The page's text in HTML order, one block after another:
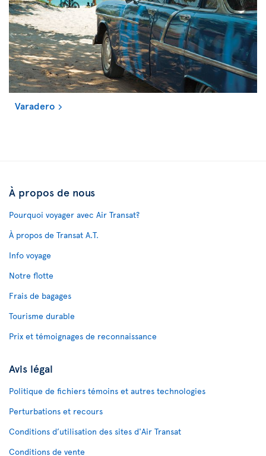
Varadero
À propos de nous
Pourquoi voyager avec Air Transat?
À propos de Transat A.T.
Info voyage
Notre flotte
Frais de bagages
Tourisme durable
Prix et témoignages de reconnaissance
Avis légal
Politique de fichiers témoins et autres technologies
Perturbations et recours
Conditions d’utilisation des sites d'Air Transat
Conditions de vente